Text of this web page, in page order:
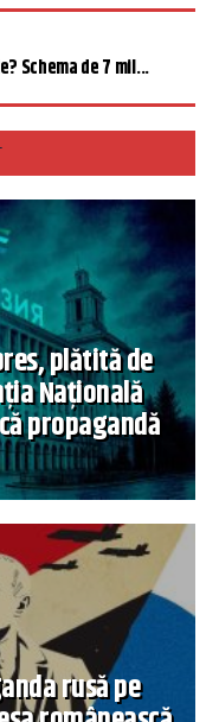
Schema de 7 mil...
plătită de
Națională
propagandă
rusă pe